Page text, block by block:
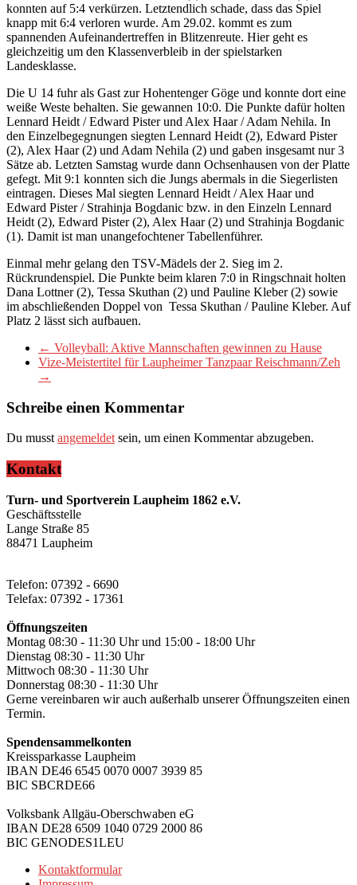
konnten auf 5:4 verkürzen. Letztendlich schade, dass das Spiel
knapp mit 6:4 verloren wurde. Am 29.02. kommt es zum
spannenden Aufeinandertreffen in Blitzenreute. Hier geht es
gleichzeitig um den Klassenverbleib in der spielstarken
Landesklasse.
Die U 14 fuhr als Gast zur Hohentenger Göge und konnte dort eine
weiße Weste behalten. Sie gewannen 10:0. Die Punkte dafür holten
Lennard Heidt / Edward Pister und Alex Haar / Adam Nehila. In
den Einzelbegegnungen siegten Lennard Heidt (2), Edward Pister
(2), Alex Haar (2) und Adam Nehila (2) und gaben insgesamt nur 3
Sätze ab. Letzten Samstag wurde dann Ochsenhausen von der Platte
gefegt. Mit 9:1 konnten sich die Jungs abermals in die Siegerlisten
eintragen. Dieses Mal siegten Lennard Heidt / Alex Haar und
Edward Pister / Strahinja Bogdanic bzw. in den Einzeln Lennard
Heidt (2), Edward Pister (2), Alex Haar (2) und Strahinja Bogdanic
(1). Damit ist man unangefochtener Tabellenführer.
Einmal mehr gelang den TSV-Mädels der 2. Sieg im 2.
Rückrundenspiel. Die Punkte beim klaren 7:0 in Ringschnait holten
Dana Lottner (2), Tessa Skuthan (2) und Pauline Kleber (2) sowie
im abschließenden Doppel von Tessa Skuthan / Pauline Kleber. Auf
Platz 2 lässt sich aufbauen.
← Volleyball: Aktive Mannschaften gewinnen zu Hause
Vize-Meistertitel für Laupheimer Tanzpaar Reischmann/Zeh
→
Schreibe einen Kommentar
Du musst angemeldet sein, um einen Kommentar abzugeben.
Kontakt
Turn- und Sportverein Laupheim 1862 e.V.
Geschäftsstelle
Lange Straße 85
88471 Laupheim
Telefon: 07392 - 6690
Telefax: 07392 - 17361
Öffnungszeiten
Montag 08:30 - 11:30 Uhr und 15:00 - 18:00 Uhr
Dienstag 08:30 - 11:30 Uhr
Mittwoch 08:30 - 11:30 Uhr
Donnerstag 08:30 - 11:30 Uhr
Gerne vereinbaren wir auch außerhalb unserer Öffnungszeiten einen
Termin.
Spendensammelkonten
Kreissparkasse Laupheim
IBAN DE46 6545 0070 0007 3939 85
BIC SBCRDE66
Volksbank Allgäu-Oberschwaben eG
IBAN DE28 6509 1040 0729 2000 86
BIC GENODES1LEU
Kontaktformular